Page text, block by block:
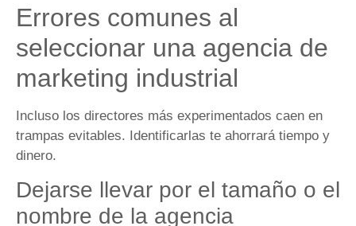
Errores comunes al
seleccionar una agencia de
marketing industrial
Incluso los directores más experimentados caen en
trampas evitables. Identificarlas te ahorrará tiempo y
dinero.
Dejarse llevar por el tamaño o el
nombre de la agencia